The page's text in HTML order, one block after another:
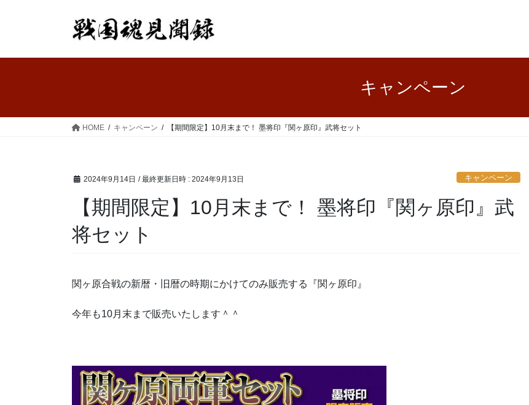
キャンペーン
HOME キャンペーン 【期間限定】10月末まで！ 墨将印『関ヶ原印』武将セット
2024年9月14日 / 最終更新日時 : 2024年9月13日 キャンペーン
【期間限定】10月末まで！ 墨将印『関ヶ原印』武
将セット
関ヶ原合戦の新暦・旧暦の時期にかけてのみ販売する『関ヶ原印』
今年も10月末まで販売いたします＾＾